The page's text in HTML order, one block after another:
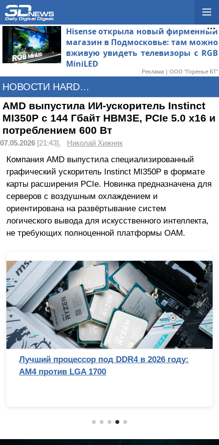
Hisense открыла новый фирменный
магазин в Подмосковье: там можно
вживую увидеть телевизоры с RGB
MiniLED
Реклама | ООО "Горенье БТ"
НОВОСТИ HARDWARE
AMD выпустила ИИ-ускоритель Instinct
MI350P с 144 Гбайт HBM3E, PCIe 5.0 x16 и
потреблением 600 Вт
07.05.2026 [21:43], Николай Хижняк
Компания AMD выпустила специализированный
графический ускоритель Instinct MI350P в формате
карты расширения PCIe. Новинка предназначена для
серверов с воздушным охлаждением и
ориентирована на развёртывание систем
логического вывода для искусственного интеллекта,
не требующих полноценной платформы OAM.
под DDR4 в 2026 году:
LGA 1700
Обзор